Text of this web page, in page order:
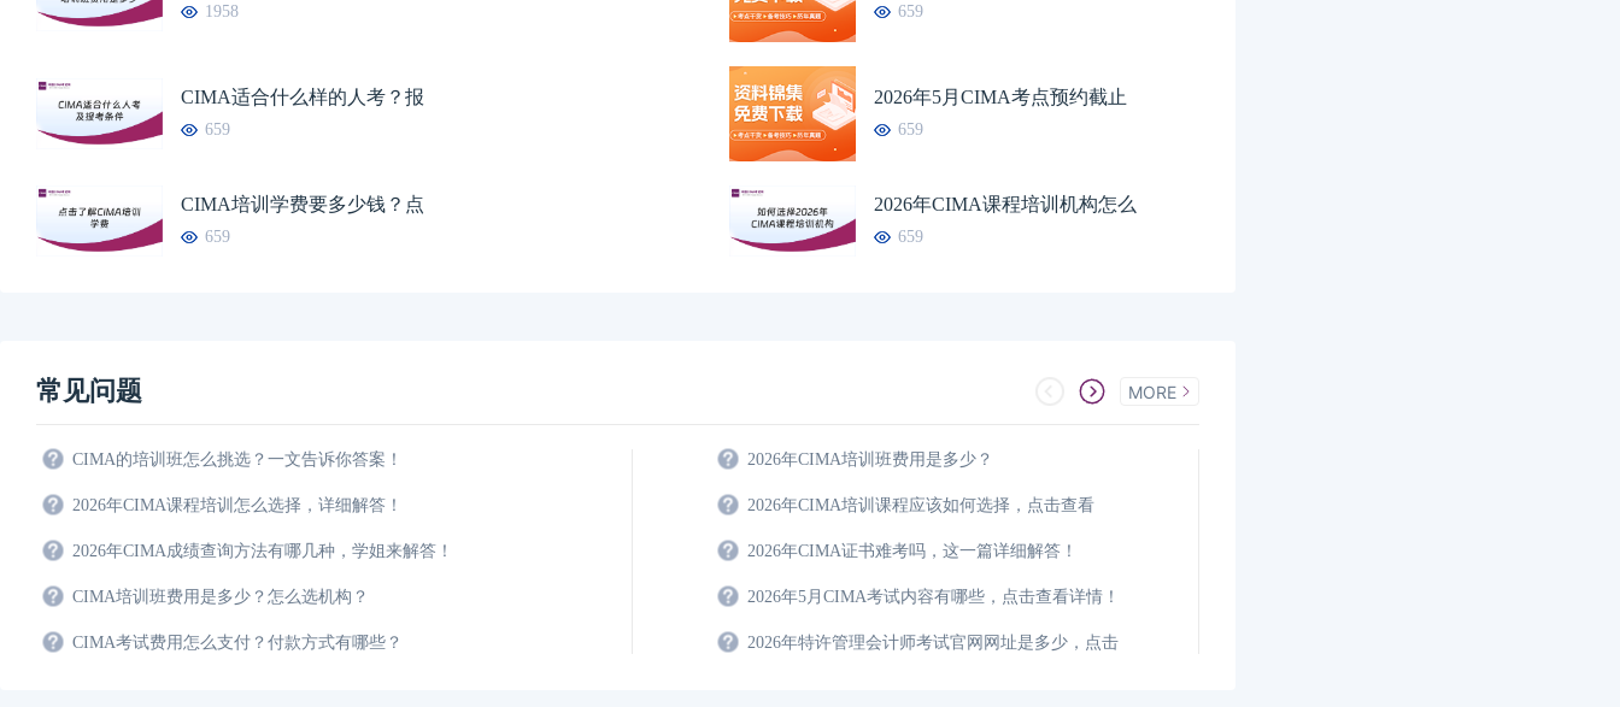
1958 659
CIMA适合什么样的人考？报
659
2026年5月CIMA考点预约截止
659
CIMA培训学费要多少钱？点
659
2026年CIMA课程培训机构怎么
659
常见问题 MORE
CIMA的培训班怎么挑选？一文告诉你答案！
2026年CIMA课程培训怎么选择，详细解答！
2026年CIMA成绩查询方法有哪几种，学姐来解答！
CIMA培训班费用是多少？怎么选机构？
CIMA考试费用怎么支付？付款方式有哪些？
2026年CIMA培训班费用是多少？
2026年CIMA培训课程应该如何选择，点击查看
2026年CIMA证书难考吗，这一篇详细解答！
2026年5月CIMA考试内容有哪些，点击查看详情！
2026年特许管理会计师考试官网网址是多少，点击